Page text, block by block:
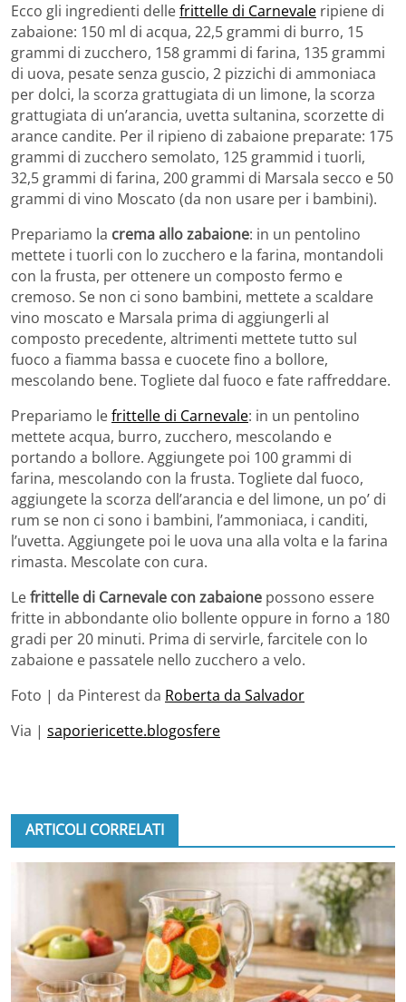
Ecco gli ingredienti dellefrittelle di Carnevale ripiene di
zabaione: 150 ml di acqua, 22,5 grammi di burro, 15
grammi di zucchero, 158 grammi di farina, 135 grammi
di uova, pesate senza guscio, 2 pizzichi di ammoniaca
per dolci, la scorza grattugiata di un limone, la scorza
grattugiata di un’arancia, uvetta sultanina, scorzette di
arance candite. Per il ripieno di zabaione preparate: 175
grammi di zucchero semolato, 125 grammid i tuorli,
32,5 grammi di farina, 200 grammi di Marsala secco e 50
grammi di vino Moscato (da non usare per i bambini).
Prepariamo la crema allo zabaione: in un pentolino
mettete i tuorli con lo zucchero e la farina, montandoli
con la frusta, per ottenere un composto fermo e
cremoso. Se non ci sono bambini, mettete a scaldare
vino moscato e Marsala prima di aggiungerli al
composto precedente, altrimenti mettete tutto sul
fuoco a fiamma bassa e cuocete fino a bollore,
mescolando bene. Togliete dal fuoco e fate raffreddare.
Prepariamo lefrittelle di Carnevale: in un pentolino
mettete acqua, burro, zucchero, mescolando e
portando a bollore. Aggiungete poi 100 grammi di
farina, mescolando con la frusta. Togliete dal fuoco,
aggiungete la scorza dell’arancia e del limone, un po’ di
rum se non ci sono i bambini, l’ammoniaca, i canditi,
l’uvetta. Aggiungete poi le uova una alla volta e la farina
rimasta. Mescolate con cura.
Lefrittelle di Carnevale con zabaione possono essere
fritte in abbondante olio bollente oppure in forno a 180
gradi per 20 minuti. Prima di servirle, farcitele con lo
zabaione e passatele nello zucchero a velo.
Foto | da Pinterest da Roberta da Salvador
Via | saporiericette.blogosfere
ARTICOLI CORRELATI